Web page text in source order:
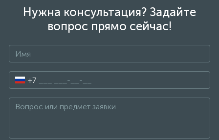
Нужна консультация? Задайте
вопрос прямо сейчас!
+7